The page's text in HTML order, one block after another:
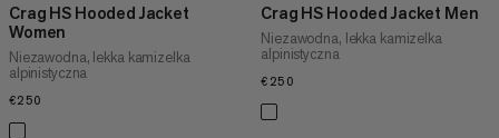
Crag HS Hooded Jacket
Women
Niezawodna, lekka kamizelka
alpinistyczna
€250
Crag HS Hooded Jacket Men
Niezawodna, lekka kamizelka
alpinistyczna
€250